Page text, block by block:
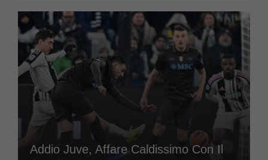
Addio Juve, Affare Caldissimo Con Il